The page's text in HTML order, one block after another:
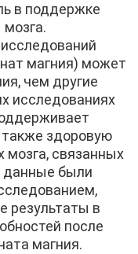
в поддержке
магния) может
чем другие
исследованиях
здоровую
мозга, связанных
данные были
результаты в
после
магния.